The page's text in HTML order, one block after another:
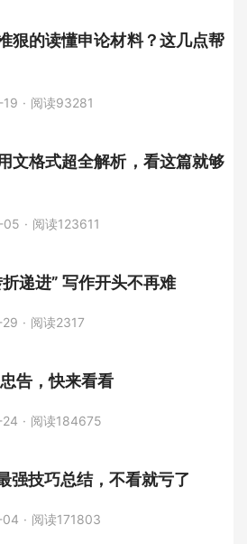
狠的读懂申论材料？这几点帮
· 阅读93281
文格式超全解析，看这篇就够
05 · 阅读123611
递进” 写作开头不再难
· 阅读2317
告，快来看看
· 阅读184675
强技巧总结，不看就亏了
04 · 阅读171803